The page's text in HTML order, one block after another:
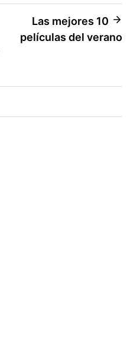
Las mejores 10
películas del verano